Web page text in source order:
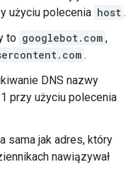
użyciu polecenia host .
to googlebot.com ,
.
DNS nazwy
przy użyciu polecenia
sama jak adres, który
nawiązywał